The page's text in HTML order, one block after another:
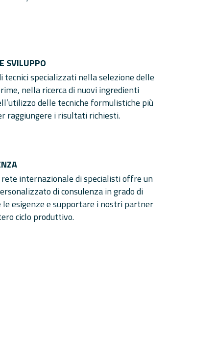
SVILUPPO
tecnici specializzati nella selezione delle
nella ricerca di nuovi ingredienti
delle tecniche formulistiche più
raggiungere i risultati richiesti.
internazionale di specialisti offre un
di consulenza in grado di
le esigenze e supportare i nostri partner
ciclo produttivo.